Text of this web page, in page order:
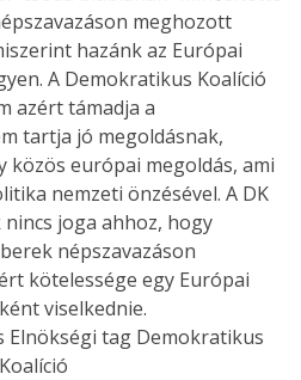
meghozott
hazánk az Európai
A Demokratikus Koalíció
azért támadja a
tartja jó megoldásnak,
közös európai megoldás, ami
nemzeti önzésével. A DK
joga ahhoz, hogy
népszavazáson
kötelessége egy Európai
viselkednie.
Elnökségi tag Demokratikus
Koalíció